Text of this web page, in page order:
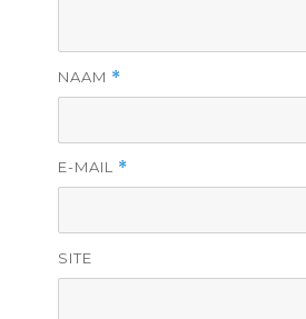
NAAM *
E-MAIL *
SITE